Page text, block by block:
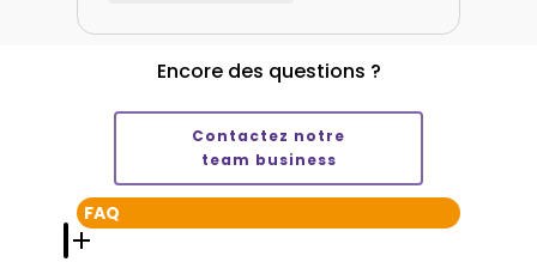
Encore des questions ?
Contactez notre
team business
FAQ